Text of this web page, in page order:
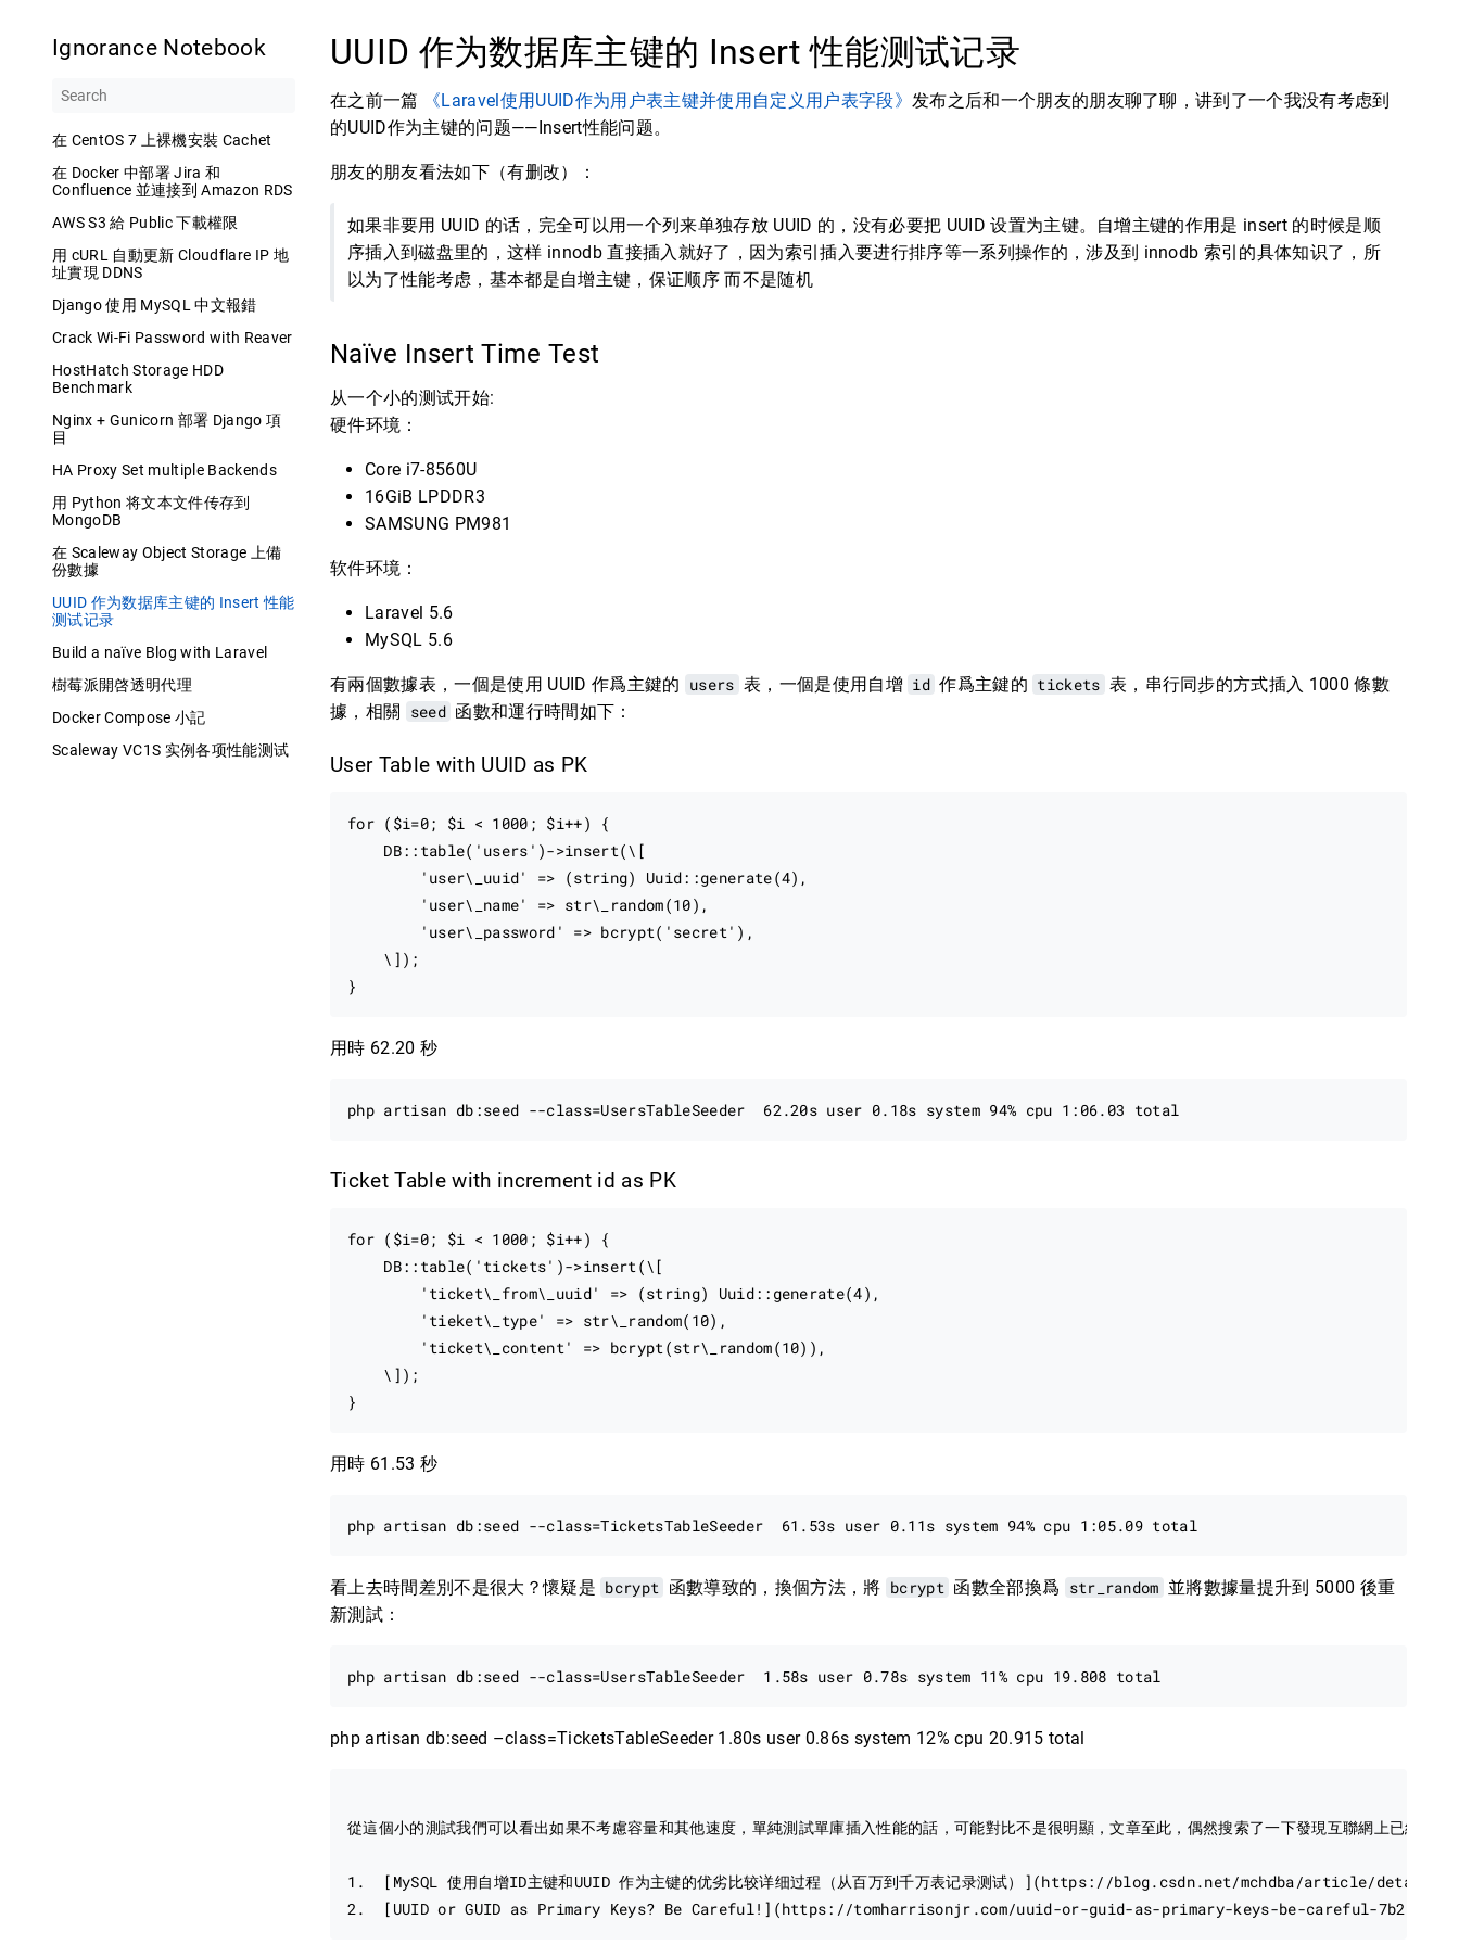
Ignorance Notebook
在 CentOS 7 上裸機安裝 Cachet
在 Docker 中部署 Jira 和
Confluence 並連接到 Amazon RDS
AWS S3 給 Public 下載權限
用 cURL 自動更新 Cloudflare IP 地
址實現 DDNS
Django 使用 MySQL 中文報錯
Crack Wi-Fi Password with Reaver
HostHatch Storage HDD
Benchmark
Nginx + Gunicorn 部署 Django 項
目
HA Proxy Set multiple Backends
用 Python 将文本文件传存到
MongoDB
在 Scaleway Object Storage 上備
份數據
UUID 作为数据库主键的 Insert 性能
测试记录
Build a naïve Blog with Laravel
樹莓派開啓透明代理
Docker Compose 小記
Scaleway VC1S 实例各项性能测试
UUID 作为数据库主键的 Insert 性能测试记录
在之前一篇 《Laravel使用UUID作为用户表主键并使用自定义用户表字段》 发布之后和一个朋友的朋友聊了聊，讲到了一个我没有考虑到
的UUID作为主键的问题——Insert性能问题。
朋友的朋友看法如下（有删改）：
如果非要用 UUID 的话，完全可以用一个列来单独存放 UUID 的，没有必要把 UUID 设置为主键。自增主键的作用是 insert 的时候是顺
序插入到磁盘里的，这样 innodb 直接插入就好了，因为索引插入要进行排序等一系列操作的，涉及到 innodb 索引的具体知识了，所
以为了性能考虑，基本都是自增主键，保证顺序 而不是随机
Naïve Insert Time Test
从一个小的测试开始:
硬件环境：
Core i7-8560U
16GiB LPDDR3
SAMSUNG PM981
软件环境：
Laravel 5.6
MySQL 5.6
有兩個數據表，一個是使用 UUID 作爲主鍵的 users 表，一個是使用自增 id 作爲主鍵的 tickets 表，串行同步的方式插入 1000 條數
據，相關 seed 函數和運行時間如下：
User Table with UUID as PK
for ($i=0; $i < 1000; $i++) {
    DB::table('users')->insert(\[
        'user\_uuid' => (string) Uuid::generate(4),
        'user\_name' => str\_random(10),
        'user\_password' => bcrypt('secret'),
    \]);
用時 62.20 秒
Ticket Table with increment id as PK
for ($i=0; $i < 1000; $i++) {
    DB::table('tickets')->insert(\[
        'ticket\_from\_uuid' => (string) Uuid::generate(4),
        'tieket\_type' => str\_random(10),
        'ticket\_content' => bcrypt(str\_random(10)),
    \]);
用時 61.53 秒
看上去時間差別不是很大？懷疑是 bcrypt 函數導致的，換個方法，將 bcrypt 函數全部換爲 str_random 並將數據量提升到 5000 後重
新測試：
php artisan db:seed –class=TicketsTableSeeder 1.80s user 0.86s system 12% cpu 20.915 total
從這個小的測試我們可以看出如果不考慮容量和其他速度，單純測試單庫插入性能的話，可能對比不是很明顯，文章至此，偶然搜索了一下發現互聯網上已經有
1.  [MySQL 使用自增ID主键和UUID 作为主键的优劣比较详细过程（从百万到千万表记录测试）](https://blog.csdn.net/mchdba/article/details/
2.  [UUID or GUID as Primary Keys? Be Careful!](https://tomharrisonjr.com/uuid-or-guid-as-primary-keys-be-careful-